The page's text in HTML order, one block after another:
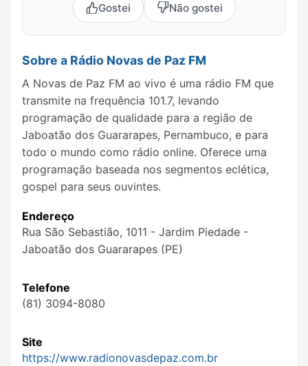
Gostei Não gostei
Sobre a Rádio Novas de Paz FM
A Novas de Paz FM ao vivo é uma rádio FM que
transmite na frequência 101.7, levando
programação de qualidade para a região de
Jaboatão dos Guararapes, Pernambuco, e para
todo o mundo como rádio online. Oferece uma
programação baseada nos segmentos eclética,
gospel para seus ouvintes.
Endereço
Rua São Sebastião, 1011 - Jardim Piedade -
Jaboatão dos Guararapes (PE)
Telefone
(81) 3094-8080
Site
https://www.radionovasdepaz.com.br